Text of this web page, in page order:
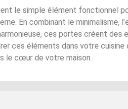
le simple élément fonctionnel
En combinant le minimalisme,
ces portes créent des
ces éléments dans votre cuisine
le cœur de votre maison.